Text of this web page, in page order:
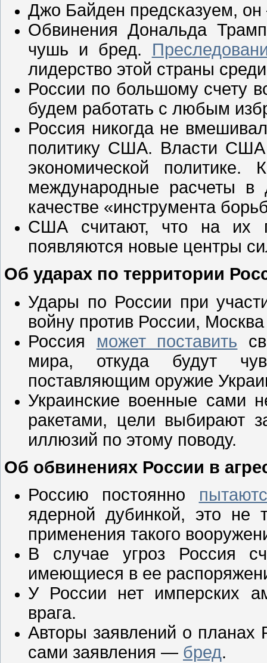
Джо Байден предсказуем,
Обвинения Дональда
чушь и бред.
лидерство этой страны
России по большому счету
будем работать с любым
Россия никогда не
политику США. Власти США
экономической
международные расчеты в
качестве «инструмента
США считают, что на их
появляются новые центры
Об ударах по территории
Удары по России при
войну против России,
Россия может поставить
мира, откуда будут
поставляющим оружие
Украинские военные сами
ракетами, цели выбирают
иллюзий по этому поводу.
Об обвинениях России в
Россию постоянно
ядерной дубинкой, это не
применения такого
В случае угроз Россия
имеющиеся в ее
У России нет имперских
врага.
Авторы заявлений о
сами заявления — бред.